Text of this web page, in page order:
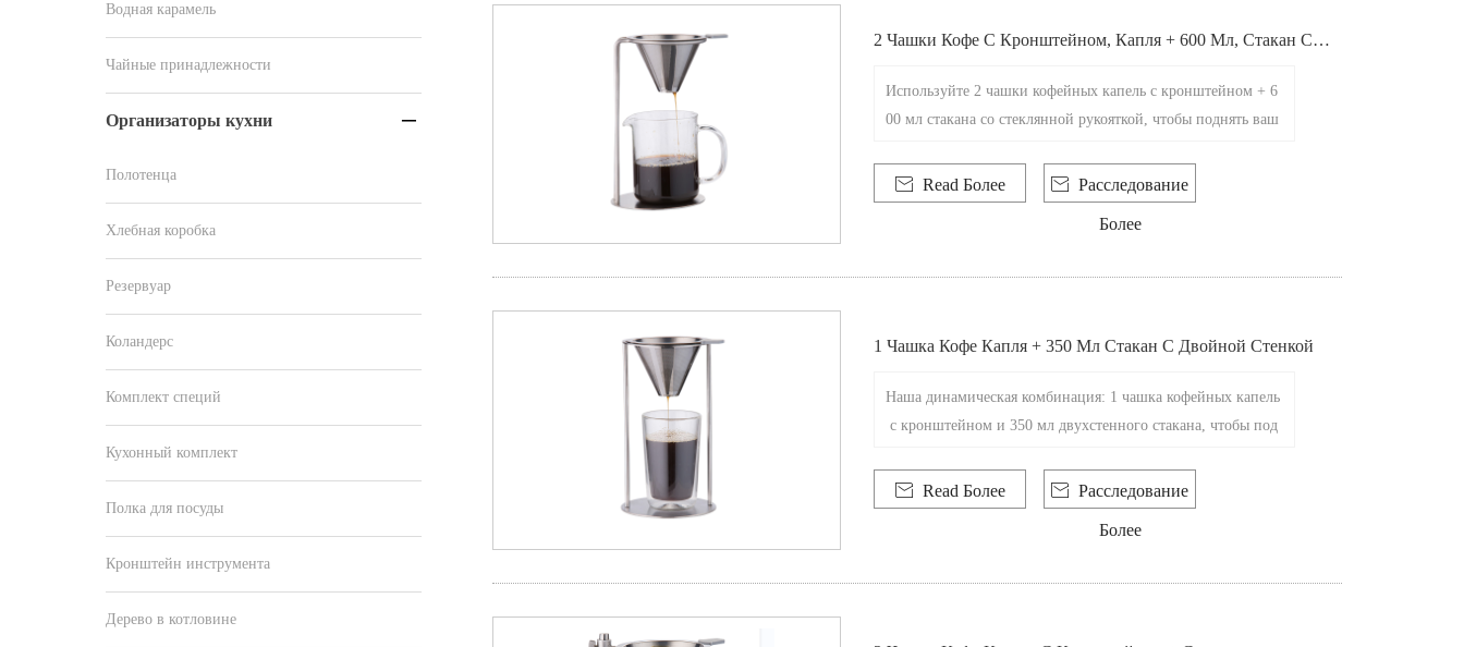
Водная карамель
Чайные принадлежности
Организаторы кухни 
Полотенца
Хлебная коробка
Резервуар
Коландерс
Комплект специй
Кухонный комплект
Полка для посуды
Кронштейн инструмента
Дерево в котловине
2 Чашки Кофе С Кронштейном, Капля + 600 Мл, Стакан Со
Используйте 2 чашки кофейных капель с кронштейном + 6
00 мл стакана со стеклянной рукояткой, чтобы поднять ваш
ижения идеального сброса.
 Read Более  Расследование
Более
1 Чашка Кофе Капля + 350 Мл Стакан С Двойной Стенкой
Наша динамическая комбинация: 1 чашка кофейных капель
с кронштейном и 350 мл двухстенного стакана, чтобы под
й опыт наливания кофе, который визуально потрясающий и
вкусный.
 Read Более  Расследование
Более